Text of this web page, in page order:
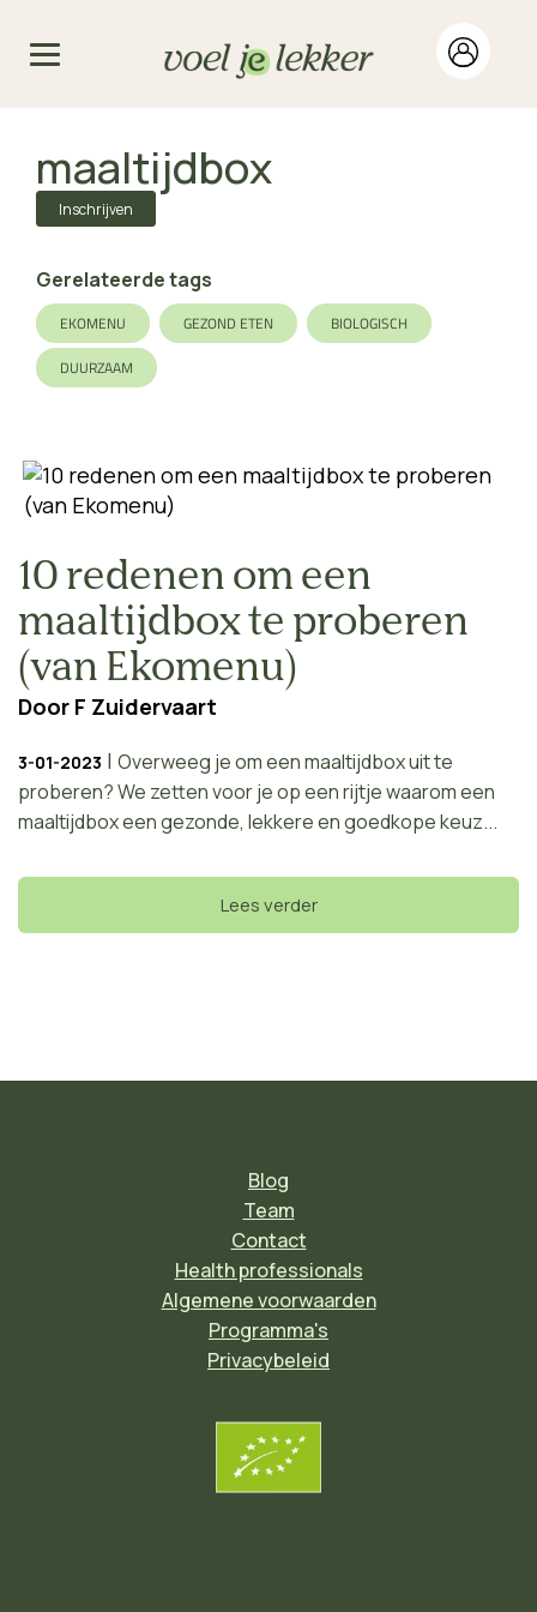
maaltijdbox
Inschrijven
Gerelateerde tags
EKOMENU GEZOND ETEN
BIOLOGISCH
DUURZAAM
10 redenen om een
maaltijdbox te proberen
(van Ekomenu)
Door F Zuidervaart
3-01-2023 | Overweeg je om een maaltijdbox uit te
proberen? We zetten voor je op een rijtje waarom een
maaltijdbox een gezonde, lekkere en goedkope keuz...
Lees verder
Blog
Team
Contact
Health professionals
Algemene voorwaarden
Programma's
Privacybeleid